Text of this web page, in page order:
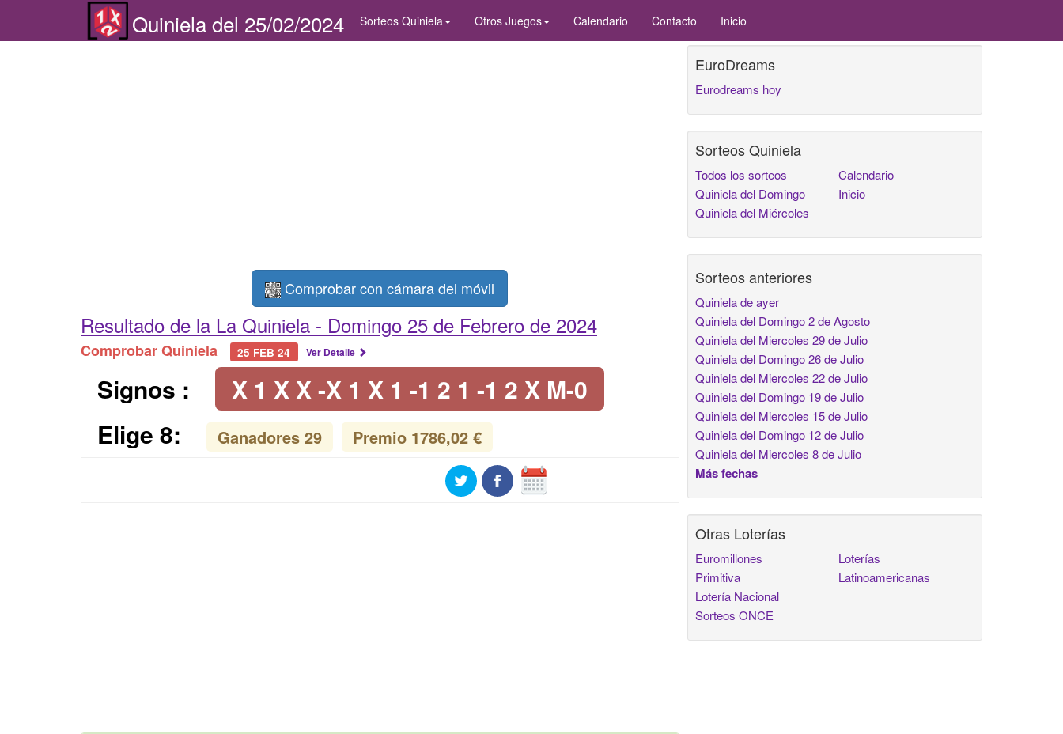
Quiniela del 25/02/2024 Sorteos Quiniela Otros Juegos Calendario Contacto Inicio
Comprobar con cámara del móvil
Resultado de la La Quiniela - Domingo 25 de Febrero de 2024
Comprobar Quiniela 25 FEB 24 Ver Detalle
Signos :
X 1 X X -X 1 X 1 -1 2 1 -1 2 X M-0
Elige 8:
Ganadores 29 Premio 1786,02 €
EuroDreams
Eurodreams hoy
Sorteos Quiniela
Todos los sorteos
Quiniela del Domingo
Quiniela del Miércoles
Calendario
Inicio
Sorteos anteriores
Quiniela de ayer
Quiniela del Domingo 2 de Agosto
Quiniela del Miercoles 29 de Julio
Quiniela del Domingo 26 de Julio
Quiniela del Miercoles 22 de Julio
Quiniela del Domingo 19 de Julio
Quiniela del Miercoles 15 de Julio
Quiniela del Domingo 12 de Julio
Quiniela del Miercoles 8 de Julio
Más fechas
Otras Loterías
Euromillones
Primitiva
Lotería Nacional
Sorteos ONCE
Loterías
Latinoamericanas